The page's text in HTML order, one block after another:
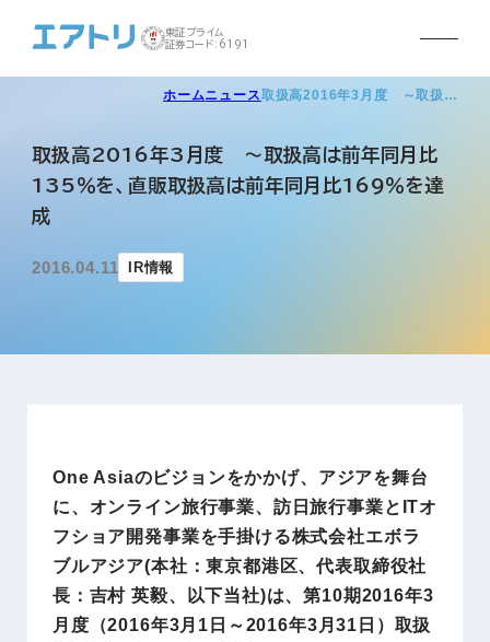
東証プライム
証券コード:6191
ホームニュース取扱高2016年3月度 ～取扱…
取扱高2016年3月度 ～取扱高は前年同月比
135％を、直販取扱高は前年同月比169％を達
成
2016.04.11 IR情報
One Asiaのビジョンをかかげ、アジアを舞台
に、オンライン旅行事業、訪日旅行事業とITオ
フショア開発事業を手掛ける株式会社エボラ
ブルアジア(本社：東京都港区、代表取締役社
長：吉村 英毅、以下当社)は、第10期2016年3
月度（2016年3月1日～2016年3月31日）取扱